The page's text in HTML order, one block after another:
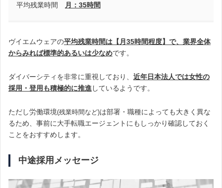
平均残業時間 月：35時間
ヴイエムウェアの平均残業時間は【月35時間程度】で、業界全体
からみれば標準的あるいは少なめです。
ダイバーシティを非常に重視しており、 近年日本法人では女性の
採用・登用も積極的に推進 しているようです。
ただし労働環境(残業時間など)は部署・職種によっても大きく異な
るため、事前に大手転職エージェントにもしっかり確認しておく
ことをおすすめします。
中途採用メッセージ